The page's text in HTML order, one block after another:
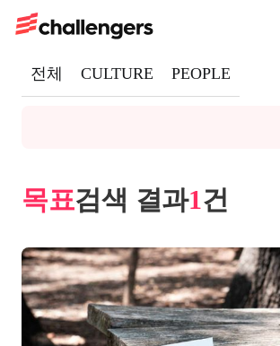
전체 CULTURE PEOPLE
목표검색 결과1건